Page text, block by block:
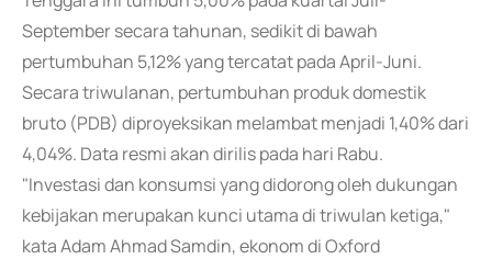
September secara tahunan, sedikit di bawah
pertumbuhan 5,12% yang tercatat pada April-Juni.
Secara triwulanan, pertumbuhan produk domestik
bruto (PDB) diproyeksikan melambat menjadi 1,40% dari
4,04%. Data resmi akan dirilis pada hari Rabu.
"Investasi dan konsumsi yang didorong oleh dukungan
kebijakan merupakan kunci utama di triwulan ketiga,"
kata Adam Ahmad Samdin, ekonom di Oxford